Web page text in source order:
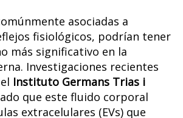
asociadas a
fisiológicos, podrían tener
más significativo en la
Investigaciones recientes
Instituto Germans Trias i
que este fluido corporal
extracelulares (EVs) que